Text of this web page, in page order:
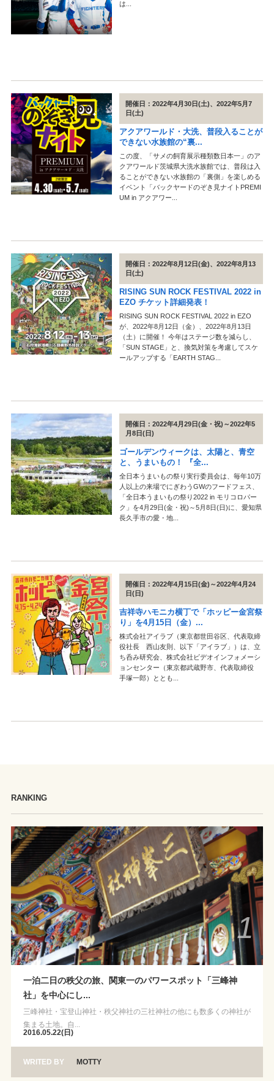
は...
開催日：2022年4月30日(土)、2022年5月7
日(土)
アクアワールド・大洗、普段入ることが
できない水族館の“裏...
この度、「サメの飼育展示種類数日本一」のア
クアワールド茨城県大洗水族館では、普段は入
ることができない水族館の「裏側」を楽しめる
イベント「バックヤードのぞき見ナイトPREMI
UM in アクアワー...
開催日：2022年8月12日(金)、2022年8月13
日(土)
RISING SUN ROCK FESTIVAL 2022 in
EZO チケット詳細発表！
RISING SUN ROCK FESTIVAL 2022 in EZO
が、2022年8月12日（金）、2022年8月13日
（土）に開催！ 今年はステージ数を減らし、
「SUN STAGE」と、換気対策を考慮してスケ
ールアップする「EARTH STAG...
開催日：2022年4月29日(金・祝)～2022年5
月8日(日)
ゴールデンウィークは、太陽と、青空
と、うまいもの！ 『全...
全日本うまいもの祭り実行委員会は、毎年10万
人以上の来場でにぎわうGWのフードフェス、
「全日本うまいもの祭り2022 in モリコロパー
ク」を4月29日(金・祝)～5月8日(日)に、愛知県
長久手市の愛・地...
開催日：2022年4月15日(金)～2022年4月24
日(日)
吉祥寺ハモニカ横丁で「ホッピー金宮祭
り」を4月15日（金）...
株式会社アイラブ（東京都世田谷区、代表取締
役社長 西山友則、以下「アイラブ」）は、立
ち呑み研究会、株式会社ビデオインフォメーシ
ョンセンター（東京都武蔵野市、代表取締役
手塚一郎）ととも...
RANKING
1
一泊二日の秩父の旅、関東一のパワースポット「三峰神
社」を中心にし...
三峰神社・宝登山神社・秩父神社の三社神社の他にも数多くの神社が
集まる土地。自...
2016.05.22(日)
WRITED BY MOTTY